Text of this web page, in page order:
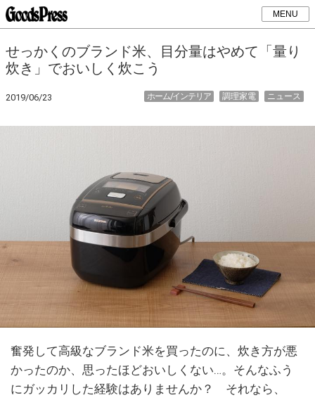
MENU
せっかくのブランド米、目分量はやめて「量り
炊き」でおいしく炊こう
2019/06/23 ニュース
調理家電
ホーム/インテリア
奮発して高級なブランド米を買ったのに、炊き方が悪
かったのか、思ったほどおいしくない…。そんなふう
にガッカリした経験はありませんか？ それなら、